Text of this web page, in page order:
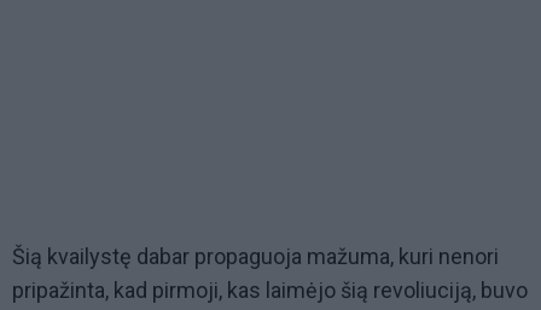
Šią kvailystę dabar propaguoja mažuma, kuri nenori
pripažinta, kad pirmoji, kas laimėjo šią revoliuciją, buvo